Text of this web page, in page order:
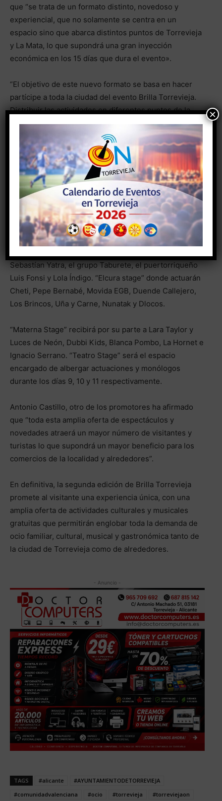
que “se trata de un formato distinto, novedoso y
experiencial, que no solamente se centra en un
espacio sino que abarca distintos puntos de Torrevieja
y La Mata, lo que supondrá una gran inyección
económica en los 15 días que dura el evento».
“El objetivo de este nuevo formato se basa en hacer
partícipe a toda la ciudad del evento Brilla Torrevieja.
Distribuir las actividades en diferentes puntos de la
ciudad puede ser la mejor forma de generar sinergias
económicas. Nuestra meta es conseguir que la ciudad
de Torrevieja acabe sintiendo este festival como algo
suyo”, asegura Pablo Pamies, uno de los promotores
de la iniciativa.
En cuanto a las actuaciones, otra de las principales
novedades se encuentra en la ubicación, ya que los
conciertos tendrán lugar en cuatro escenarios
diferentes. El “Principal Stage” (en el Parque Antonio
Sebastían Yatra, el grupo Taburete, el puertorriqueño
Luis Fonsi y Lola Índigo. “Elcura stage” donde actuarán
Cheti, Pepe Bernabé, Movida EGB, Duende Callejero,
Los Brincos, Uña y Carne, Nunatak y Dlocos.
“Materna Stage” recibirá por su parte a Lara Taylor y
Luces de Neón, Dubbi Kids, Blanca Pombo, La Hornet e
Ignacio Serrano. “Teatro Stage” será el espacio
encargado de albergar actuaciones y monólogos
durante los días 9, 10 y 11 respectivamente.
Antonio Castillo, otro de los promotores ha afirmado
que “toda esta amplia oferta de espectáculos y
novedades atraerá un mayor número de visitantes y
turistas lo que supondrá un mayor beneficio para los
comercios de la localidad y alrededores”.
En definitiva, la segunda edición de Brilla Torrevieja
promete al visitante una experiencia única, con una
amplia oferta de actividades culturales y musicales
gratuitas que permitirán englobar toda la demanda de
ocio familiar, cultural, musical y gastronómica tanto de
la ciudad de Torrevieja como de alrededores.
- Anuncio -
TAGS #alicante
#AYUNTAMIENTODETORREVIEJA
#comunidadvalenciana
#ocio #torrevieja #torreviejaon
×